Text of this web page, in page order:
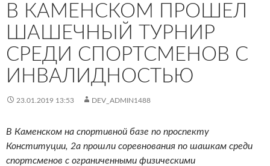
В КАМЕНСКОМ ПРОШЕЛ
ШАШЕЧНЫЙ ТУРНИР
СРЕДИ СПОРТСМЕНОВ С
ИНВАЛИДНОСТЬЮ
23.01.2019 13:53 DEV_ADMIN1488
В Каменском на спортивной базе по проспекту
Конституции, 2а прошли соревнования по шашкам среди
спортсменов с ограниченными физическими